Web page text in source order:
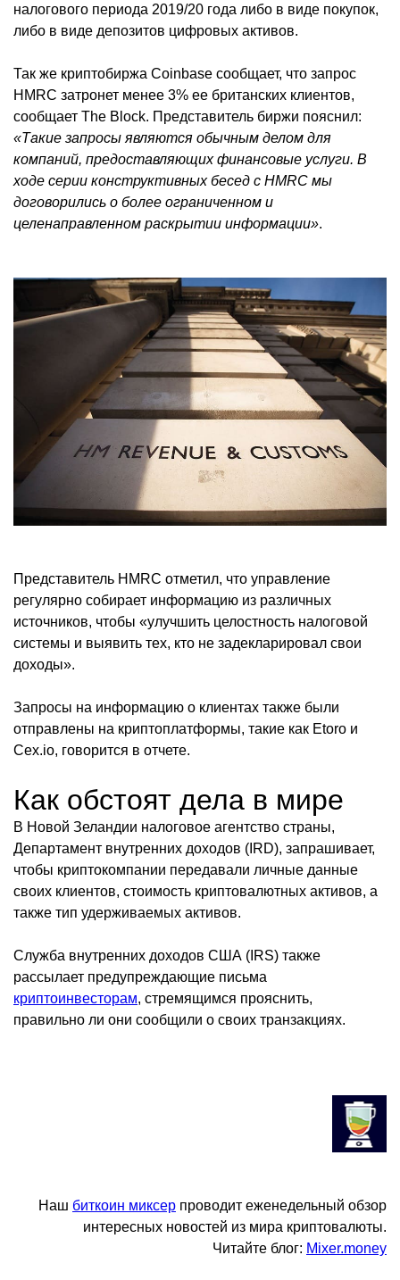
налогового периода 2019/20 года либо в виде покупок,
либо в виде депозитов цифровых активов.
Так же криптобиржа Coinbase сообщает, что запрос
HMRC затронет менее 3% ее британских клиентов,
сообщает The Block. Представитель биржи пояснил:
«Такие запросы являются обычным делом для
компаний, предоставляющих финансовые услуги. В
ходе серии конструктивных бесед с HMRC мы
договорились о более ограниченном и
целенаправленном раскрытии информации».
Представитель HMRC отметил, что управление
регулярно собирает информацию из различных
источников, чтобы «улучшить целостность налоговой
системы и выявить тех, кто не задекларировал свои
доходы».
Запросы на информацию о клиентах также были
отправлены на криптоплатформы, такие как Etoro и
Cex.io, говорится в отчете.
Как обстоят дела в мире
В Новой Зеландии налоговое агентство страны,
Департамент внутренних доходов (IRD), запрашивает,
чтобы криптокомпании передавали личные данные
своих клиентов, стоимость криптовалютных активов, а
также тип удерживаемых активов.
Служба внутренних доходов США (IRS) также
рассылает предупреждающие письма
криптоинвесторам, стремящимся прояснить,
правильно ли они сообщили о своих транзакциях.
Наш биткоин миксер проводит еженедельный обзор
интересных новостей из мира криптовалюты.
Читайте блог: Mixer.money